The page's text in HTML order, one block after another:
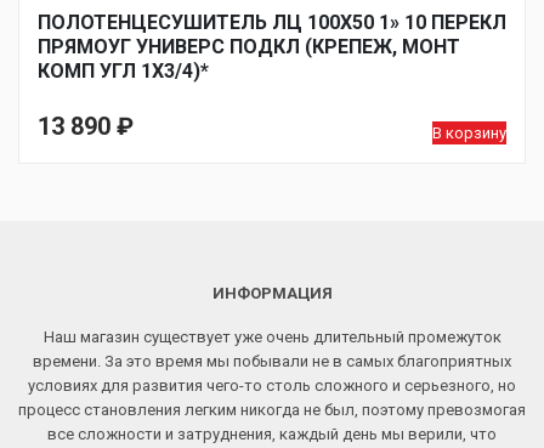
ПОЛОТЕНЦЕСУШИТЕЛЬ ЛЦ 100Х50 1» 10 ПЕРЕКЛ
ПРЯМОУГ УНИВЕРС ПОДКЛ (КРЕПЕЖ, МОНТ
КОМП УГЛ 1Х3/4)*
13 890 ₽ В корзину
ИНФОРМАЦИЯ
Наш магазин существует уже очень длительный промежуток
времени. За это время мы побывали не в самых благоприятных
условиях для развития чего-то столь сложного и серьезного, но
процесс становления легким никогда не был, поэтому превозмогая
все сложности и затруднения, каждый день мы верили, что